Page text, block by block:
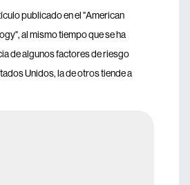
publicado en el "American
al mismo tiempo que se ha
de algunos factores de riesgo
Unidos, la de otros tiende a